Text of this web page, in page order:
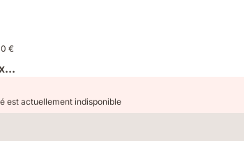
€
est actuellement indisponible